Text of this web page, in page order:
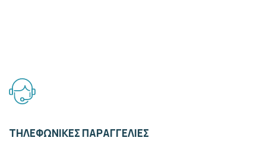
ΤΗΛΕΦΩΝΙΚΕΣ ΠΑΡΑΓΓΕΛΙΕΣ